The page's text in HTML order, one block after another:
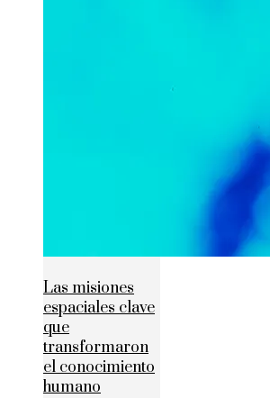
Las misiones
espaciales clave
que
transformaron
el conocimiento
humano